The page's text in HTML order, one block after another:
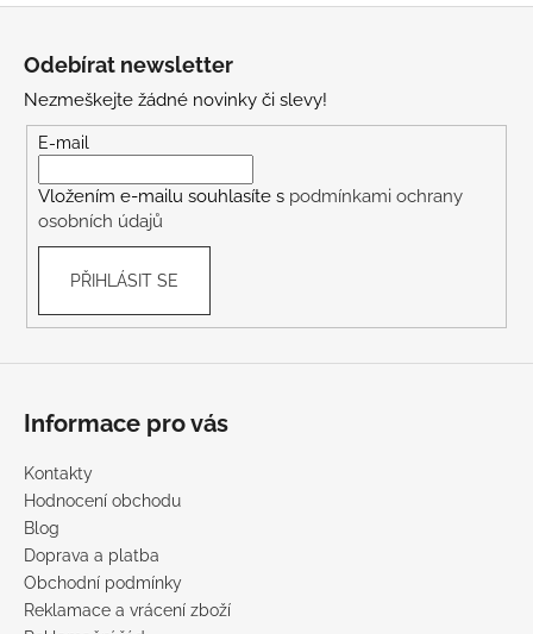
Odebírat newsletter
Nezmeškejte žádné novinky či slevy!
E-mail
Vložením e-mailu souhlasíte s podmínkami ochrany
osobních údajů
PŘIHLÁSIT SE
Informace pro vás
Kontakty
Hodnocení obchodu
Blog
Doprava a platba
Obchodní podmínky
Reklamace a vrácení zboží